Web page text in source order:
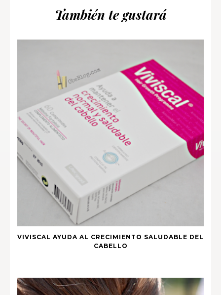
También te gustará
VIVISCAL AYUDA AL CRECIMIENTO SALUDABLE DEL
CABELLO